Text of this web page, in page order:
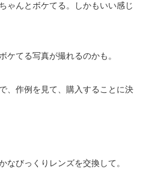
ゃんとボケてる。しかもいい感じ
てる写真が撮れるのかも。
、作例を見て、購入することに決
なびっくりレンズを交換して。